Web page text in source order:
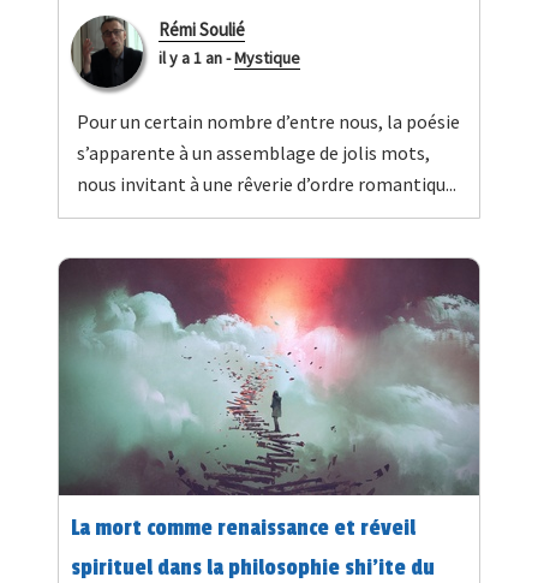
Rémi Soulié
il y a 1 an-Mystique
Pour un certain nombre d’entre nous, la poésie
s’apparente à un assemblage de jolis mots,
nous invitant à une rêverie d’ordre romantiqu...
La mort comme renaissance et réveil
spirituel dans la philosophie shi'ite du